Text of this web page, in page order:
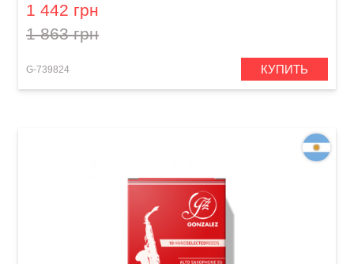
1 442 грн
1 863 грн
G-739824 КУПИТЬ